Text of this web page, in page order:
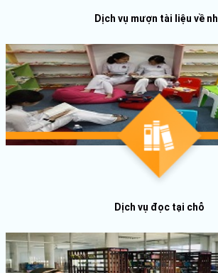
Dịch vụ mượn tài liệu về
Dịch vụ đọc tại chỗ